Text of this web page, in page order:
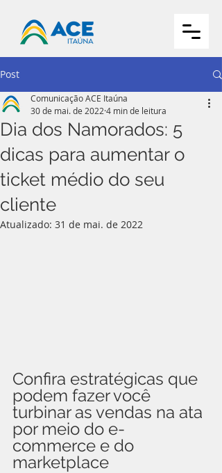
Post
Dia dos Namorados: 5
dicas para aumentar o
ticket médio do seu
cliente
Comunicação ACE Itaúna
30 de mai. de 2022 4 min de leitura
Atualizado: 31 de mai. de 2022
Confira estratégicas que
podem fazer você
turbinar as vendas na ata
por meio do e-
commerce e do
marketplace